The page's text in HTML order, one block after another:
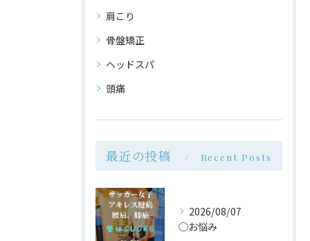
肩こり
骨盤矯正
ヘッドスパ
頭痛
最近の投稿 Recent Posts
2026/08/07
◯お悩み